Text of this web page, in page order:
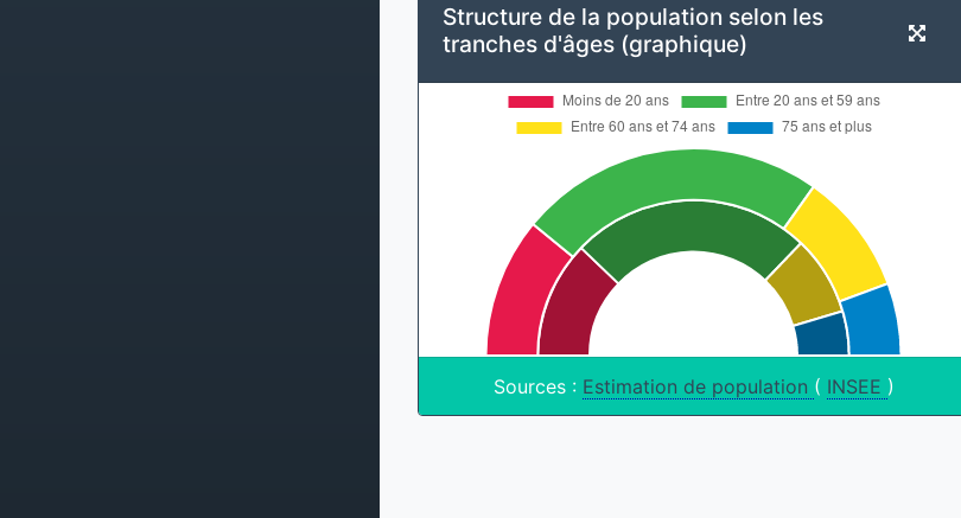
Structure de la population selon les
tranches d'âges (graphique)
Sources : Estimation de population ( INSEE )